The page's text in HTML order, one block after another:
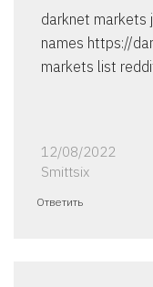
darknet markets
names https://
markets list
12/08/2022
Smittsix
Ответить